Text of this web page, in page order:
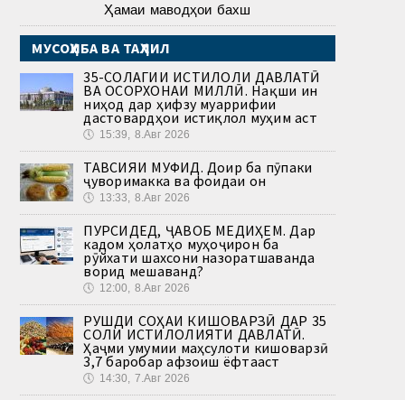
Ҳамаи маводҳои бахш
МУСОҲИБА ВА ТАҲЛИЛ
35-СОЛАГИИ ИСТИҚЛОЛИ ДАВЛАТӢ
ВА ОСОРХОНАИ МИЛЛӢ. Нақши ин
ниҳод дар ҳифзу муаррифии
дастовардҳои истиқлол муҳим аст
🕔 15:39, 8.Авг 2026
ТАВСИЯИ МУФИД. Доир ба пӯпаки
ҷуворимакка ва фоидаи он
🕔 13:33, 8.Авг 2026
ПУРСИДЕД, ҶАВОБ МЕДИҲЕМ. Дар
кадом ҳолатҳо муҳоҷирон ба
рӯйхати шахсони назоратшаванда
ворид мешаванд?
🕔 12:00, 8.Авг 2026
РУШДИ СОҲАИ КИШОВАРЗӢ ДАР 35
СОЛИ ИСТИҚЛОЛИЯТИ ДАВЛАТӢ.
Ҳаҷми умумии маҳсулоти кишоварзӣ
3,7 баробар афзоиш ёфтааст
🕔 14:30, 7.Авг 2026